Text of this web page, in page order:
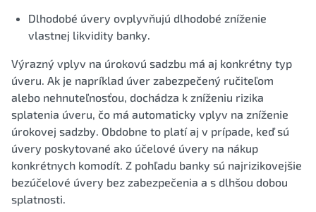
Dlhodobé úvery ovplyvňujú dlhodobé zníženie
vlastnej likvidity banky.
Výrazný vplyv na úrokovú sadzbu má aj konkrétny typ
úveru. Ak je napríklad úver zabezpečený ručiteľom
alebo nehnuteľnosťou, dochádza k zníženiu rizika
splatenia úveru, čo má automaticky vplyv na zníženie
úrokovej sadzby. Obdobne to platí aj v prípade, keď sú
úvery poskytované ako účelové úvery na nákup
konkrétnych komodít. Z pohľadu banky sú najrizikovejšie
bezúčelové úvery bez zabezpečenia a s dlhšou dobou
splatnosti.